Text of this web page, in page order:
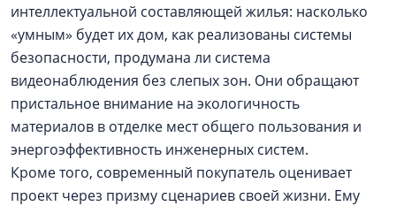
интеллектуальной составляющей жилья: насколько
«умным» будет их дом, как реализованы системы
безопасности, продумана ли система
видеонаблюдения без слепых зон. Они обращают
пристальное внимание на экологичность
материалов в отделке мест общего пользования и
энергоэффективность инженерных систем.
Кроме того, современный покупатель оценивает
проект через призму сценариев своей жизни. Ему